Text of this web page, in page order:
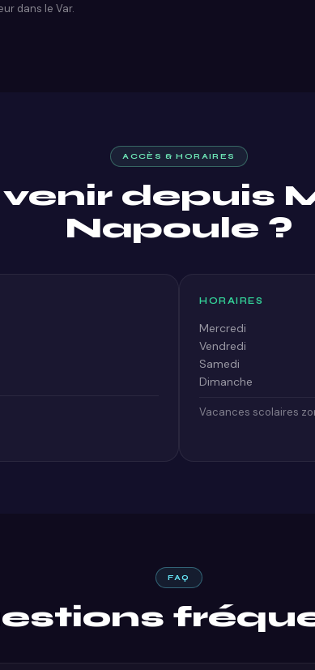
dans le Var.
ACCÈS & HORAIRES
depuis
Napoule ?
HORAIRES
Mercredi
Vendredi
Samedi
Dimanche
Vacances scolaires
FAQ